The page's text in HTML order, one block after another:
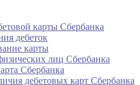
карты Сбербанка
дебеток
карты
лиц Сбербанка
Сбербанка
дебетовых карт Сбербанка